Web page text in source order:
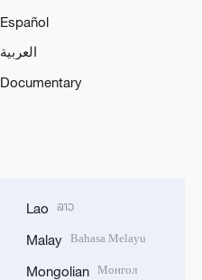
Español
العربية
Documentary
Lao ລາວ
Malay Bahasa Melayu
Mongolian Монгол